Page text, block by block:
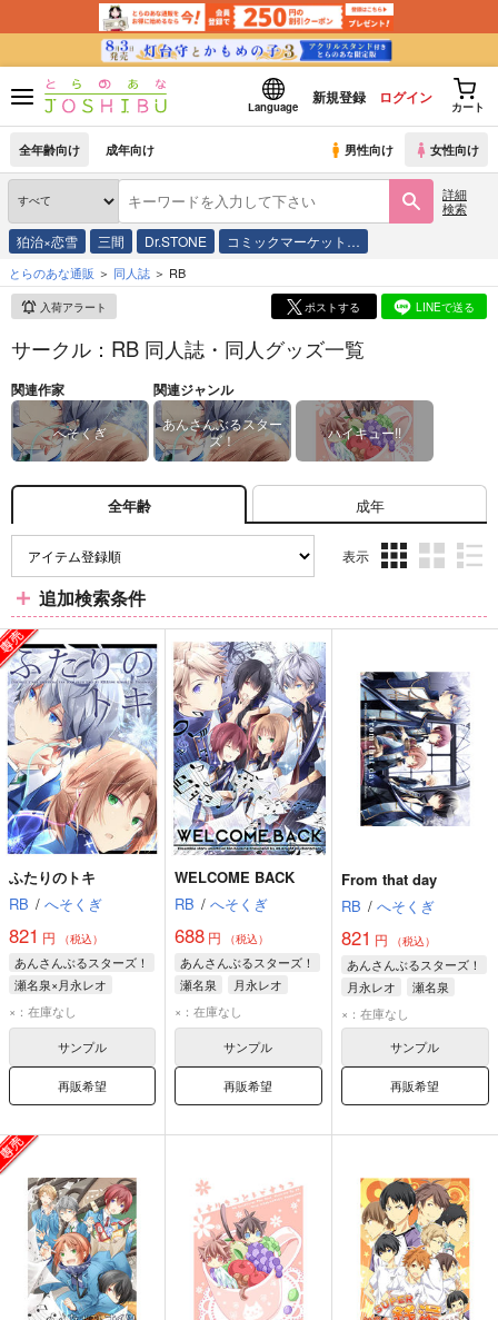
Language
新規登録 ログイン
カート
全年齢向け 成年向け 男性向け 女性向け
詳細
検索
狛治×恋雪 三間 Dr.STONE コミックマーケット…
とらのあな通販 同人誌 RB
入荷アラート ポストする LINEで送る
サークル：RB 同人誌・同人グッズ一覧
関連作家
へそくぎ
関連ジャンル
あんさんぶるスター
ズ！
ハイキュー!!
全年齢 成年
表示
ム
表
ム
表
ム
表
追加検索条件
ふたりのトキ
RB / へそくぎ
821 円 （税込）
あんさんぶるスターズ！
瀬名泉×月永レオ
月永レオ
×：在庫なし
サンプル
再販希望
WELCOME BACK
RB / へそくぎ
688 円 （税込）
あんさんぶるスターズ！
瀬名泉
月永レオ
朱桜司
×：在庫なし
サンプル
再販希望
From that day
RB / へそくぎ
821 円 （税込）
あんさんぶるスターズ！
月永レオ
瀬名泉
朱桜司
×：在庫なし
サンプル
再販希望